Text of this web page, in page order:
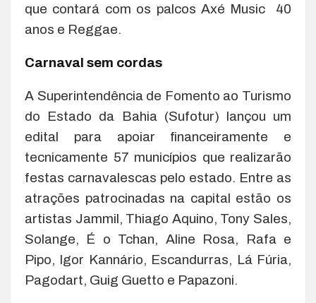
que contará com os palcos Axé Music 40
anos e Reggae.
Carnaval sem cordas
A Superintendência de Fomento ao Turismo
do Estado da Bahia (Sufotur) lançou um
edital para apoiar financeiramente e
tecnicamente 57 municípios que realizarão
festas carnavalescas pelo estado. Entre as
atrações patrocinadas na capital estão os
artistas Jammil, Thiago Aquino, Tony Sales,
Solange, É o Tchan, Aline Rosa, Rafa e
Pipo, Igor Kannário, Escandurras, Lá Fúria,
Pagodart, Guig Guetto e Papazoni.